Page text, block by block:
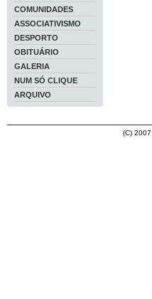
COMUNIDADES
ASSOCIATIVISMO
DESPORTO
OBITUÁRIO
GALERIA
NUM SÓ CLIQUE
ARQUIVO
(C) 2007